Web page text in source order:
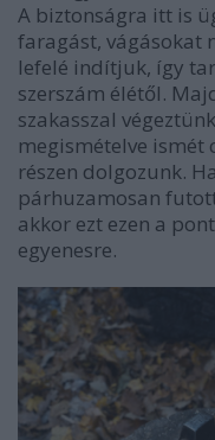
A biztonságra itt is
faragást, vágásokat
lefelé indítjuk, így
szerszám élétől.
szakasszal
megismételve ismét
részen dolgozunk.
párhuzamosan
akkor ezt ezen a
egyenesre.